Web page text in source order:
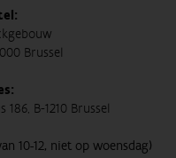
Brussel
B-1210 Brussel
10-12, niet op woensdag)